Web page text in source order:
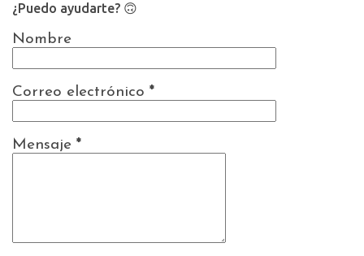
¿Puedo ayudarte? 🙃
Nombre
Correo electrónico *
Mensaje *